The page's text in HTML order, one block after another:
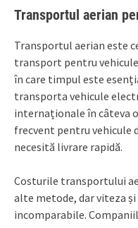
Transportul aerian
Transportul aerian este
transport pentru
în care timpul este
transporta vehicule
internaționale în câteva
frecvent pentru vehicule
necesită livrare rapidă.
Costurile transportului
alte metode, dar viteza
incomparabile.